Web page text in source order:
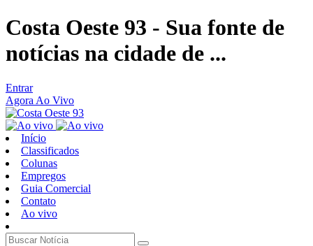
Costa Oeste 93 - Sua fonte de
notícias na cidade de ...
Entrar
Agora Ao Vivo
Início
Classificados
Colunas
Empregos
Guia Comercial
Contato
Ao vivo